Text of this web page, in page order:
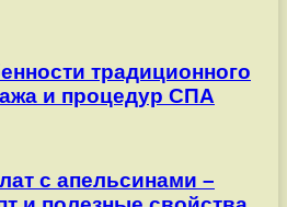
традиционного
и процедур СПА
с апельсинами –